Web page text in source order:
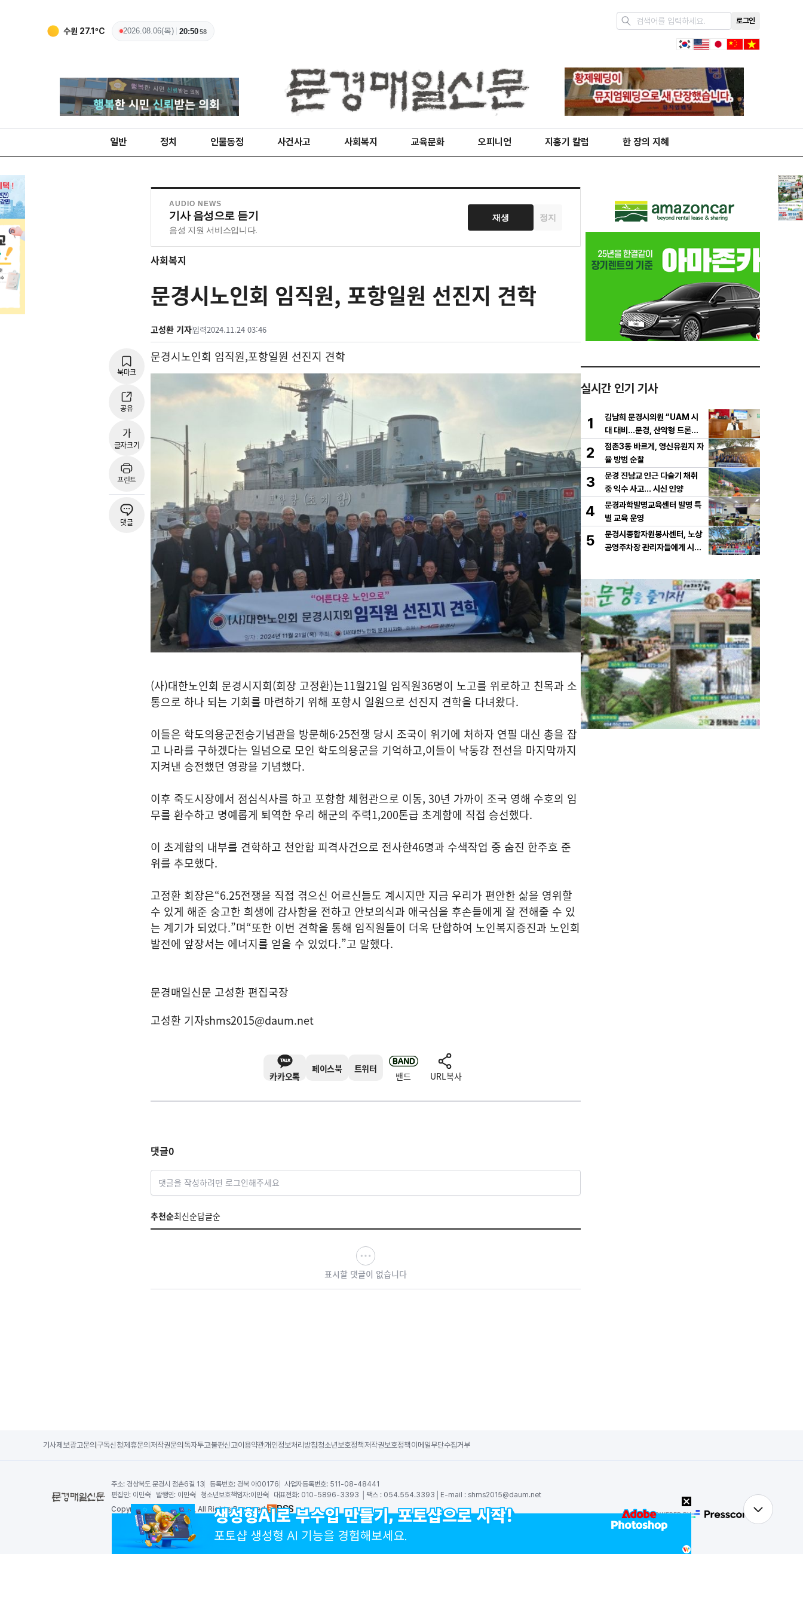
수원 27.1ºC 2026.08.06(목) 20:5058
로그인
일반 정치 인물동정 사건사고 사회복지 교육문화 오피니언 지홍기 칼럼 한 장의 지혜
AUDIO NEWS
기사 음성으로 듣기
음성 지원 서비스입니다.
재생 정지
사회복지
문경시노인회 임직원, 포항일원 선진지 견학
고성환 기자입력2024.11.24 03:46
북마크
공유
가
글자크기
프린트
댓글
문경시노인회 임직원,포항일원 선진지 견학
(사)대한노인회 문경시지회(회장 고정환)는11월21일 임직원36명이 노고를 위로하고 친목과 소
통으로 하나 되는 기회를 마련하기 위해 포항시 일원으로 선진지 견학을 다녀왔다.
이들은 학도의용군전승기념관을 방문해6·25전쟁 당시 조국이 위기에 처하자 연필 대신 총을 잡
고 나라를 구하겠다는 일념으로 모인 학도의용군을 기억하고,이들이 낙동강 전선을 마지막까지
지켜낸 승전했던 영광을 기념했다.
이후 죽도시장에서 점심식사를 하고 포항함 체험관으로 이동, 30년 가까이 조국 영해 수호의 임
무를 환수하고 명예롭게 퇴역한 우리 해군의 주력1,200톤급 초계함에 직접 승선했다.
이 초계함의 내부를 견학하고 천안함 피격사건으로 전사한46명과 수색작업 중 숨진 한주호 준
위를 추모했다.
고정환 회장은“6.25전쟁을 직접 겪으신 어르신들도 계시지만 지금 우리가 편안한 삶을 영위할
수 있게 해준 숭고한 희생에 감사함을 전하고 안보의식과 애국심을 후손들에게 잘 전해줄 수 있
는 계기가 되었다.”며“또한 이번 견학을 통해 임직원들이 더욱 단합하여 노인복지증진과 노인회
발전에 앞장서는 에너지를 얻을 수 있었다.”고 말했다.
문경매일신문 고성환 편집국장
고성환 기자shms2015@daum.net
카카오톡
페이스북 트위터
밴드 URL복사
댓글0
댓글을 작성하려면 로그인해주세요
추천순최신순답글순
표시할 댓글이 없습니다
실시간 인기 기사
1
김남희 문경시의원 “UAM 시
대 대비…문경, 산악형 드론산
업 중심도시로 도약해야”
2
점촌3동 바르게, 영신유원지 자
율 방범 순찰
3
문경 진남교 인근 다슬기 채취
중 익수 사고… 시신 인양
4
문경과학발명교육센터 발명 특
별 교육 운영
5
문경시종합자원봉사센터, 노상
공영주차장 관리자들에게 시원
기사제보광고문의 구독신청제휴문의 저작권문의 독자투고불편신고이용약관개인정보처리방침 청소년보호정책저작권보호정책 이메일무단수집거부
주소: 경상북도 문경시 점촌6길 13 등록번호: 경북 아00176 사업자등록번호: 511-08-48441
편집인: 이민숙 발행인: 이민숙 청소년보호책임자:이민숙 대표전화: 010-5896-3393 │팩스 : 054.554.3393│E-mail : shms2015@daum.net
Copyright by 문경매일신문, All Rights Reserved. RSS POWERED BY